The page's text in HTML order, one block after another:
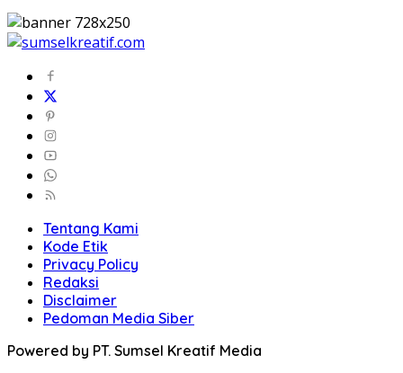
Tentang Kami
Kode Etik
Privacy Policy
Redaksi
Disclaimer
Pedoman Media Siber
Powered by PT. Sumsel Kreatif Media